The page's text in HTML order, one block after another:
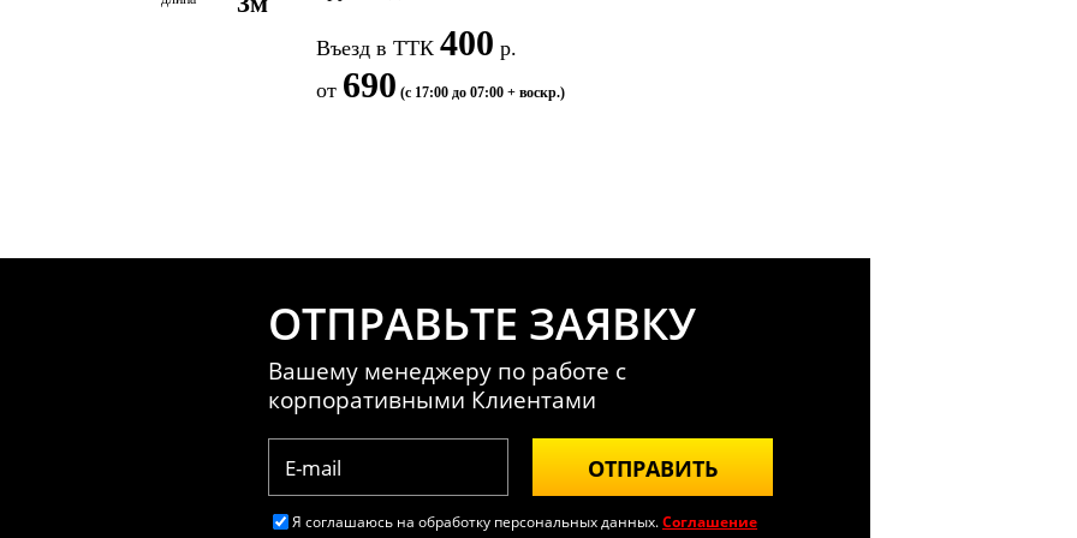
Въезд в ТТК 400 р.
от 690 (с 17:00 до 07:00 + воскр.)
ОТПРАВЬТЕ ЗАЯВКУ
Вашему менеджеру по работе с
корпоративными Клиентами
ОТПРАВИТЬ
Я соглашаюсь на обработку персональных данных.Соглашение